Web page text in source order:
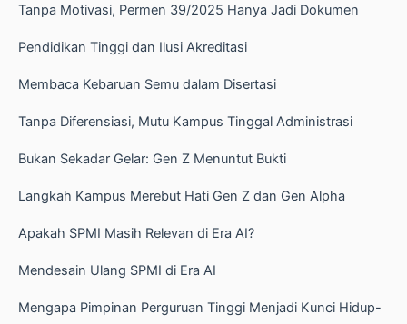
Tanpa Motivasi, Permen 39/2025 Hanya Jadi Dokumen
Pendidikan Tinggi dan Ilusi Akreditasi
Membaca Kebaruan Semu dalam Disertasi
Tanpa Diferensiasi, Mutu Kampus Tinggal Administrasi
Bukan Sekadar Gelar: Gen Z Menuntut Bukti
Langkah Kampus Merebut Hati Gen Z dan Gen Alpha
Apakah SPMI Masih Relevan di Era AI?
Mendesain Ulang SPMI di Era AI
Mengapa Pimpinan Perguruan Tinggi Menjadi Kunci Hidup-